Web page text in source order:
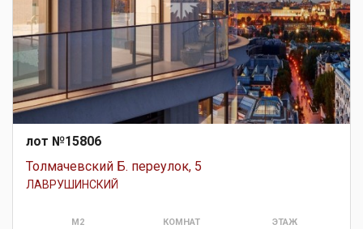
лот №15806
Толмачевский Б. переулок, 5
ЛАВРУШИНСКИЙ
М2 КОМНАТ ЭТАЖ